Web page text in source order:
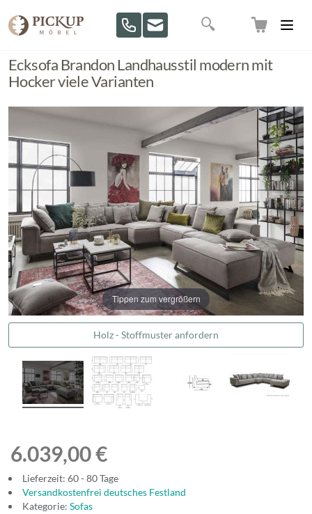
Suche
Ecksofa Brandon Landhausstil modern mit
Hocker viele Varianten
Tippen zum vergrößern
Holz - Stoffmuster anfordern
6.039,00 €
Lieferzeit: 60 - 80 Tage
Versandkostenfrei deutsches Festland
Kategorie: Sofas